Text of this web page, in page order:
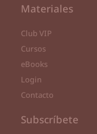
Materiales
Club VIP
Cursos
eBooks
Login
Contacto
Subscríbete